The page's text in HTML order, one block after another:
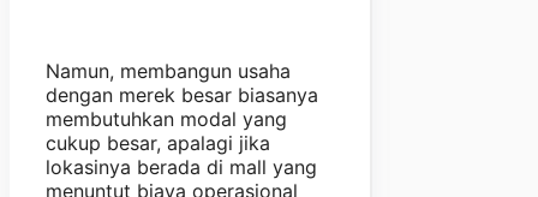
Namun, membangun usaha
dengan merek besar biasanya
membutuhkan modal yang
cukup besar, apalagi jika
lokasinya berada di mall yang
menuntut biaya operasional